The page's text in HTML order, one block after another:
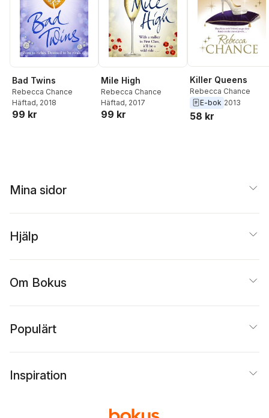
Bad Twins
Rebecca Chance
Häftad, 2018
99 kr
Mile High
Rebecca Chance
Häftad, 2017
99 kr
Killer Queens
Rebecca Chance
E-bok 2013
58 kr
Mina sidor
Hjälp
Om Bokus
Populärt
Inspiration